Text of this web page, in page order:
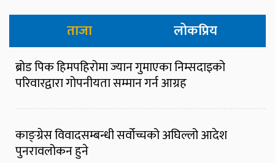
ताजा लोकप्रिय
ब्रोड पिक हिमपहिरोमा ज्यान गुमाएका निम्सदाइको
परिवारद्वारा गोपनीयता सम्मान गर्न आग्रह
काङ्ग्रेस विवादसम्बन्धी सर्वोच्चको अघिल्लो आदेश
पुनरावलोकन हुने